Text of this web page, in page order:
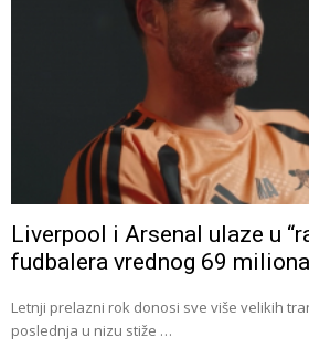
Liverpool i Arsenal ulaze u
fudbalera vrednog 69
Letnji prelazni rok donosi sve više velikih
poslednja u nizu stiže …